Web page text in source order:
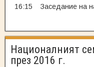
16:15 Заседание на
Националният
през 2016 г.